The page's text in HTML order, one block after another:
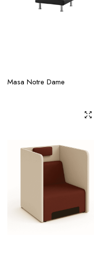
Masa Notre Dame